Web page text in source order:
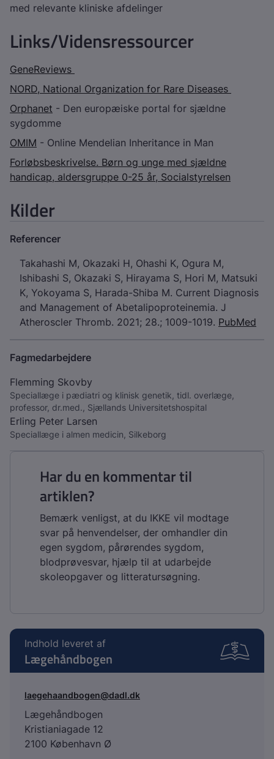
med relevante kliniske afdelinger
Links/Vidensressourcer
GeneReviews
NORD, National Organization for Rare Diseases
Orphanet - Den europæiske portal for sjældne
sygdomme
OMIM - Online Mendelian Inheritance in Man
Forløbsbeskrivelse. Børn og unge med sjældne
handicap, aldersgruppe 0-25 år, Socialstyrelsen
Kilder
Referencer
Takahashi M, Okazaki H, Ohashi K, Ogura M,
Ishibashi S, Okazaki S, Hirayama S, Hori M, Matsuki
K, Yokoyama S, Harada-Shiba M. Current Diagnosis
and Management of Abetalipoproteinemia. J
Atheroscler Thromb. 2021; 28.; 1009-1019. PubMed
Fagmedarbejdere
Flemming Skovby
Speciallæge i pædiatri og klinisk genetik, tidl. overlæge,
professor, dr.med., Sjællands Universitetshospital
Erling Peter Larsen
Speciallæge i almen medicin, Silkeborg
Har du en kommentar til
artiklen?
Bemærk venligst, at du IKKE vil modtage
svar på henvendelser, der omhandler din
egen sygdom, pårørendes sygdom,
blodprøvesvar, hjælp til at udarbejde
skoleopgaver og litteratursøgning.
Indhold leveret af
Lægehåndbogen
laegehaandbogen@dadl.dk
Lægehåndbogen
Kristianiagade 12
2100 København Ø